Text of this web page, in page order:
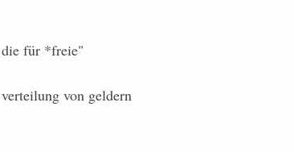
die für *freie"
von geldern